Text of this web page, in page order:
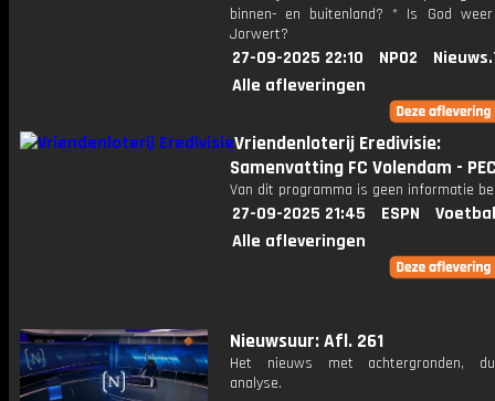
binnen- en buitenland? * Is God
Jorwert?
27-09-2025 22:10 NPO2
Alle afleveringen
Vriendenloterij Eredivisie:
Samenvatting FC Volendam -
Van dit programma is geen informatie
27-09-2025 21:45 ESPN
Alle afleveringen
Nieuwsuur: Afl. 261
Het nieuws met achtergronden,
analyse.